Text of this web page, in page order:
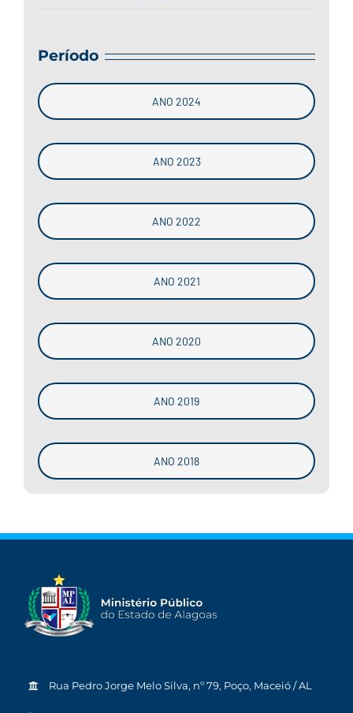
Período
ANO 2024
ANO 2023
ANO 2022
ANO 2021
ANO 2020
ANO 2019
ANO 2018
Rua Pedro Jorge Melo Silva, nº 79, Poço, Maceió / AL